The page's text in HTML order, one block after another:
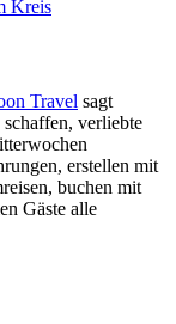
Travel sagt
verliebte
erstellen mit
buchen mit
Gäste alle